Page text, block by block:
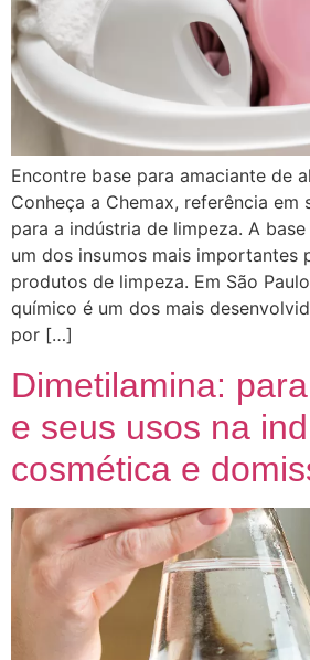
Encontre base para amaciante de
Conheça a Chemax, referência em
para a indústria de limpeza. A
um dos insumos mais importantes
produtos de limpeza. Em São
químico é um dos mais
por […]
Dimetilamina:
e seus usos na
cosmética e